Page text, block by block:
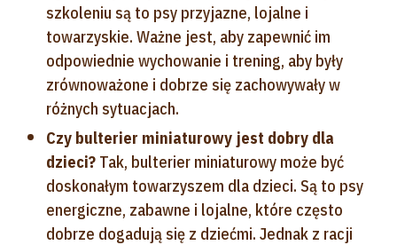
szkoleniu są to psy przyjazne, lojalne i
towarzyskie. Ważne jest, aby zapewnić im
odpowiednie wychowanie i trening, aby były
zrównoważone i dobrze się zachowywały w
różnych sytuacjach.
Czy bulterier miniaturowy jest dobry dla
dzieci? Tak, bulterier miniaturowy może być
doskonałym towarzyszem dla dzieci. Są to psy
energiczne, zabawne i lojalne, które często
dobrze dogadują się z dziećmi. Jednak z racji